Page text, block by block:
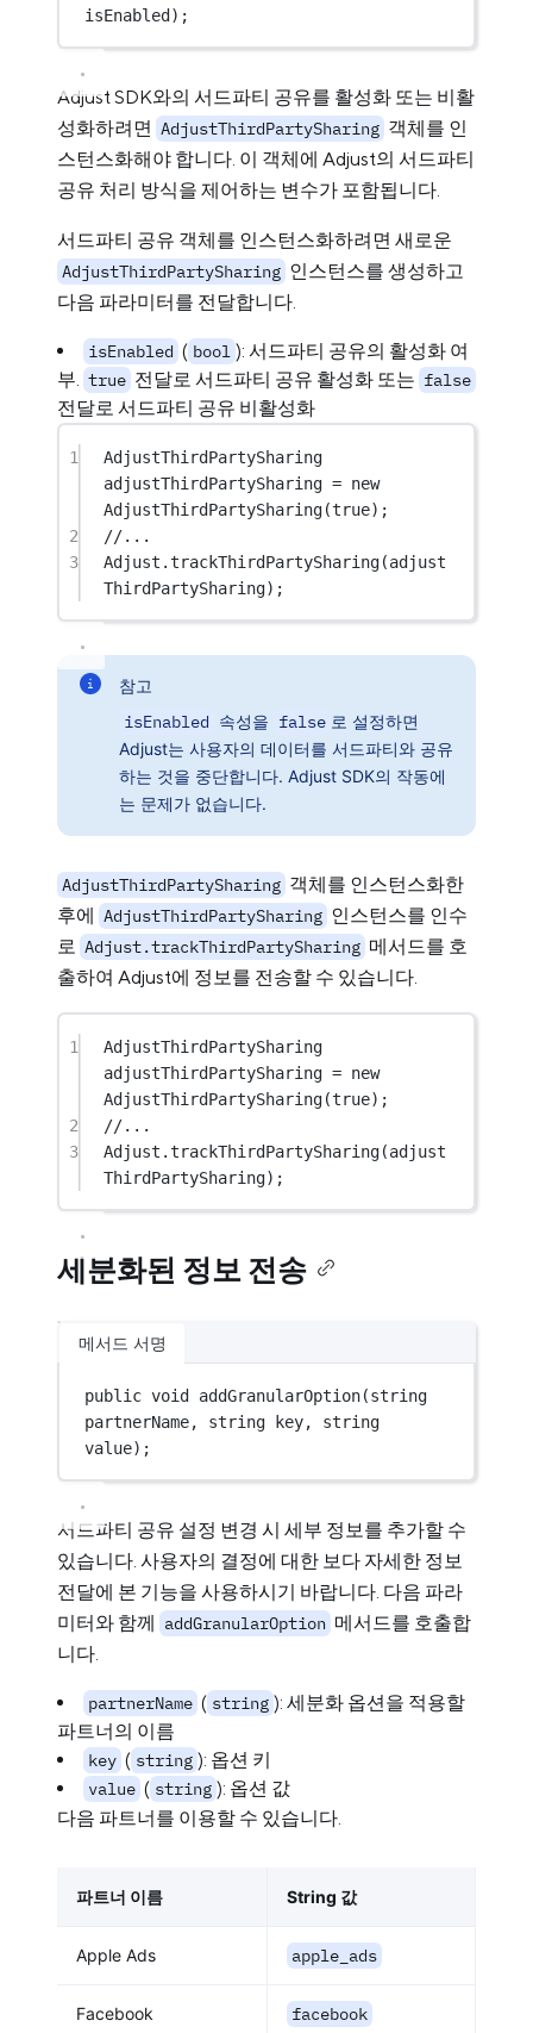
isEnabled);
Adjust SDK와의 서드파티 공유를 활성화 또는 비활
성화하려면 AdjustThirdPartySharing 객체를 인
스턴스화해야 합니다. 이 객체에 Adjust의 서드파티
공유 처리 방식을 제어하는 변수가 포함됩니다.
서드파티 공유 객체를 인스턴스화하려면 새로운
AdjustThirdPartySharing 인스턴스를 생성하고
다음 파라미터를 전달합니다.
isEnabled ( bool ): 서드파티 공유의 활성화 여
부. true 전달로 서드파티 공유 활성화 또는 false
전달로 서드파티 공유 비활성화
1
AdjustThirdPartySharing
adjustThirdPartySharing = new
AdjustThirdPartySharing(true);
2
//...
3
Adjust.trackThirdPartySharing(adjust
ThirdPartySharing);
참고
isEnabled 속성을 false 로 설정하면
Adjust는 사용자의 데이터를 서드파티와 공유
하는 것을 중단합니다. Adjust SDK의 작동에
는 문제가 없습니다.
AdjustThirdPartySharing 객체를 인스턴스화한
후에 AdjustThirdPartySharing 인스턴스를 인수
로 Adjust.trackThirdPartySharing 메서드를 호
출하여 Adjust에 정보를 전송할 수 있습니다.
1
AdjustThirdPartySharing
adjustThirdPartySharing = new
AdjustThirdPartySharing(true);
2
//...
3
Adjust.trackThirdPartySharing(adjust
ThirdPartySharing);
세분화된 정보 전송
메서드 서명
public void addGranularOption(string
partnerName, string key, string
value);
서드파티 공유 설정 변경 시 세부 정보를 추가할 수
있습니다. 사용자의 결정에 대한 보다 자세한 정보
전달에 본 기능을 사용하시기 바랍니다. 다음 파라
미터와 함께 addGranularOption 메서드를 호출합
니다.
partnerName ( string ): 세분화 옵션을 적용할
파트너의 이름
key ( string ): 옵션 키
value ( string ): 옵션 값
다음 파트너를 이용할 수 있습니다.
파트너 이름 String 값
Apple Ads apple_ads
Facebook facebook